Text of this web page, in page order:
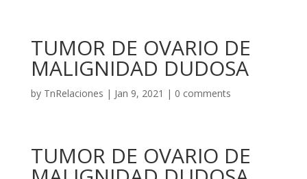
TUMOR DE OVARIO DE
MALIGNIDAD DUDOSA
by TnRelaciones | Jan 9, 2021 | 0 comments
TUMOR DE OVARIO DE